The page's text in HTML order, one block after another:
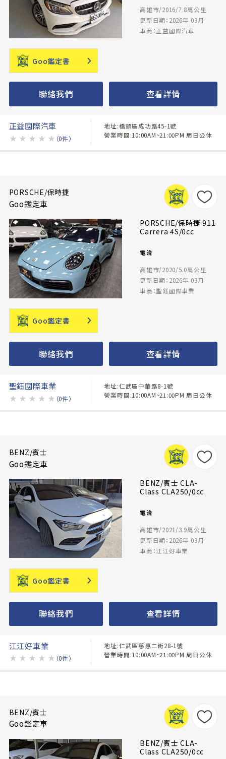
高雄市/2016/7.8萬公里
更新日期：2026年 03月
車商：正益國際汽車
Goo鑑定書
聯絡我們 查看詳情
正益國際汽車
★ ★ ★ ★ ★ （0件）
地址:橋頭區成功路45-1號
營業時間:10:00AM~21:00PM 周日公休
PORSCHE/保時捷
Goo鑑定車
PORSCHE/保時捷 911
Carrera 4S/0cc
電洽
高雄市/2020/5.0萬公里
更新日期：2026年 03月
車商：聖鈺國際車業
Goo鑑定書
聯絡我們 查看詳情
聖鈺國際車業
★ ★ ★ ★ ★ （0件）
地址:仁武區中華路8-1號
營業時間:10:00AM~21:00PM 周日公休
BENZ/賓士
Goo鑑定車
BENZ/賓士 CLA-
Class CLA250/0cc
電洽
高雄市/2021/3.9萬公里
更新日期：2026年 03月
車商：江江好車業
Goo鑑定書
聯絡我們 查看詳情
江江好車業
★ ★ ★ ★ ★ （0件）
地址:仁武區慈惠二街28-1號
營業時間:10:00AM~21:00PM 周日公休
BENZ/賓士
Goo鑑定車
BENZ/賓士 CLA-
Class CLA250/0cc